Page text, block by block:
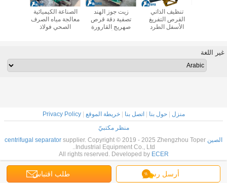
الصناعة الكيميائية
معالجة مياه الصرف
الصحي فولاذ
زيت جوز الهند
تصفية دقة قرص
صهريج القارورة
تنظيف الذاتي
القرص التفريغ
الأسفل الطرد
الأغذية
أرسل رسالة طلب اقتباس
غير اللغة
منزل |حول بنا |اتصل بنا |خريطة الموقع |
Privacy Policy
منظر مكتبيّ
الصين centrifugal separator supplier. Copyright © 2019 - 2025 Zhengzhou Toper
Industrial Equipment Co., Ltd..
All rights reserved. Developed by ECER